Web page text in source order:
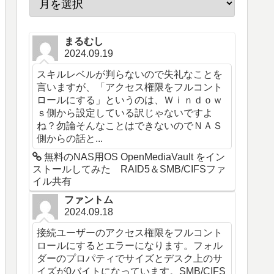
まるむし
2024.09.19
スキルレベルが判らないので失礼なことを
言いますが、「アクセス権限をフルコント
ロールにする」というのは、Ｗｉｎｄｏｗ
ｓ側から設定している訳じゃないですよ
ね？勿論そんなことはできないのでＮＡＳ
側からの話と...
無料のNAS用OS OpenMediaVault をイン
ストールしてみた RAID5＆SMB/CIFSファ
イル共有
ファントム
2024.09.18
接続ユーザーのアクセス権限をフルコント
ロールにするとエラーになります。フォル
ダーのプロパティでサイズとデスク上のサ
イズが0バイトになっています。SMB/CIFS